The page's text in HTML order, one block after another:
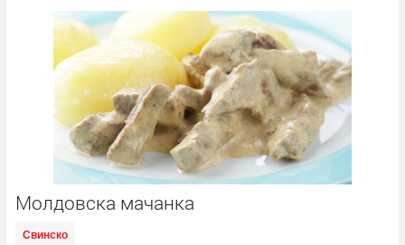
Молдовска мачанка
Свинско